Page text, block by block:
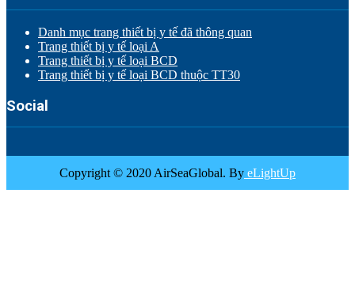
Danh mục trang thiết bị y tế đã thông quan
Trang thiết bị y tế loại A
Trang thiết bị y tế loại BCD
Trang thiết bị y tế loại BCD thuộc TT30
Social
Copyright © 2020 AirSeaGlobal. By eLightUp